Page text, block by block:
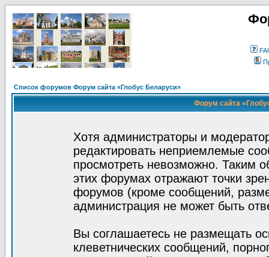
Список форумов Форум сайта «Глобус Беларуси»
Форум сайта
Хотя администраторы и
редактировать неприемлемые
просмотреть невозможно. Таким
этих форумах отражают точки
форумов (кроме сообщений,
администрация не может быть
Вы соглашаетесь не размещать
клеветнических сообщений,